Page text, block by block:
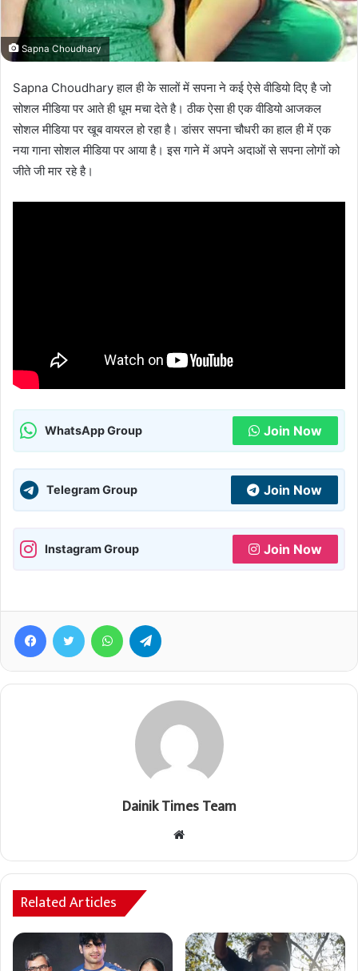
Sapna Choudhary
Sapna Choudhary हाल ही के सालों में सपना ने कई ऐसे वीडियो दिए है जो
सोशल मीडिया पर आते ही धूम मचा देते है। ठीक ऐसा ही एक वीडियो आजकल
सोशल मीडिया पर खूब वायरल हो रहा है। डांसर सपना चौधरी का हाल ही में एक
नया गाना सोशल मीडिया पर आया है। इस गाने में अपने अदाओं से सपना लोगों को
जीते जी मार रहे है।
WhatsApp Group Join Now
Telegram Group Join Now
Instagram Group Join Now
FacebookTwitter WhatsApp
Dainik Times Team
Website
Related Articles